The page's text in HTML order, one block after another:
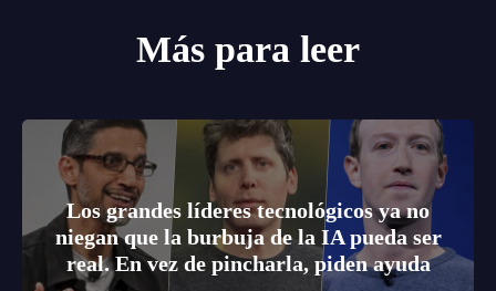
Más para leer
Los grandes líderes tecnológicos ya no
niegan que la burbuja de la IA pueda ser
real. En vez de pincharla, piden ayuda